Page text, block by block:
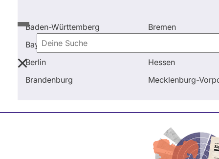
Baden-Württemberg
Bayern
Berlin
Brandenburg
Bremen
Hessen
Mecklenburg-
Deine
Suche
Startseite Frage stellen Johannes Remmel
Johannes Remmel
BÜNDNIS 90/­DIE GRÜNEN